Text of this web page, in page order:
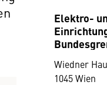
Elektro-
Wiedner
1045 Wien